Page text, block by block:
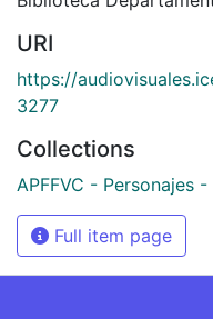
URI
https://
3277
Collections
APFFVC - Personajes
Full item page